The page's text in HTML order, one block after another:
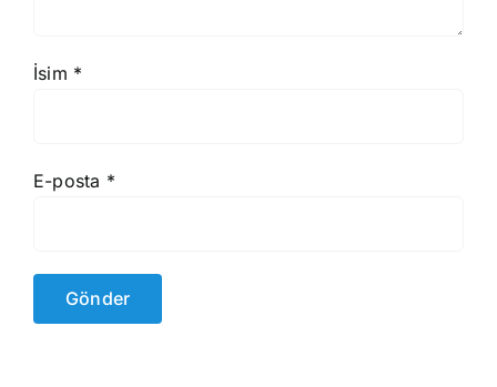
İsim *
E-posta *